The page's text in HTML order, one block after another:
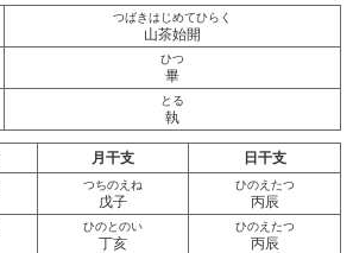
つばきはじめてひらく
山茶始開
ひつ
畢
とる
執
月干支 日干支
つちのえね
戊子
ひのえたつ
丙辰
ひのとのい
丁亥
ひのえたつ
丙辰